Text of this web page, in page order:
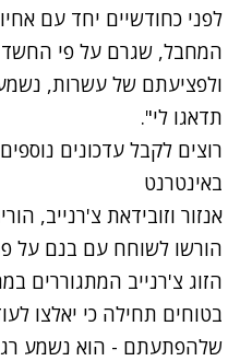
לפני כחודשיים יחד עם
המחבל, שגרם על פי
ולפציעתם של עשרות, נשמע
תדאגו לי".
באינטרנט
אנזור וזובידאת צ'רנייב,
הורשו לשוחח עם בנם על
הזוג צ'רנייב המתגוררים
בטוחים תחילה כי יאלצו
שלהפתעתם - הוא נשמע